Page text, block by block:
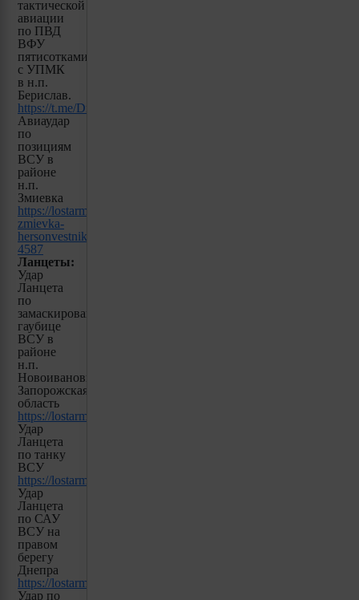
тактической
авиации
по ПВД
ВФУ
пятисотками
с УПМК
в н.п.
Берислав.
https://t.me/Dnepro_Rub/1554
Авиаудар
по
позициям
ВСУ в
районе
н.п.
Змиевка
https://lostarmour.info/news/aviaudar-
zmievka-
hersonvestnik-
4587
Ланцеты:
Удар
Ланцета
по
замаскированной
гаубице
ВСУ в
районе
н.п.
Новоивановка,
Запорожская
область
https://lostarmour.info/news/lancet_23_11_23_02_voin_dv
Удар
Ланцета
по танку
ВСУ
https://lostarmour.info/news/lancet_23_11_23_03_vdd98
Удар
Ланцета
по САУ
ВСУ на
правом
берегу
Днепра
https://lostarmour.info/news/lancet_23_11_23_05_dnepro_rub
Удар по